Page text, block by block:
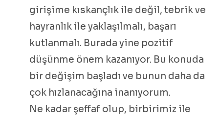
girişime kıskançlık ile değil, tebrik ve
hayranlık ile yaklaşılmalı, başarı
kutlanmalı. Burada yine pozitif
düşünme önem kazanıyor. Bu konuda
bir değişim başladı ve bunun daha da
çok hızlanacağına inanıyorum.
Ne kadar şeffaf olup, birbirimiz ile